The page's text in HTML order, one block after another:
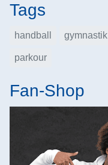
Tags
handball gymnastik
parkour
Fan-Shop